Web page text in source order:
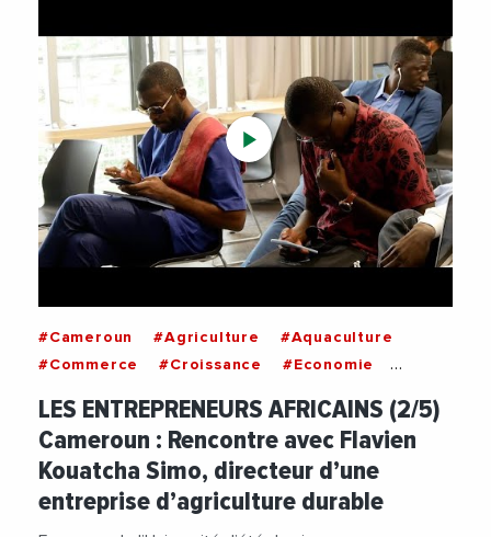
#Cameroun #Agriculture
#Aquaculture
#Commerce
#Croissance
#Economie
#Videos
LES ENTREPRENEURS AFRICAINS (2/5)
Cameroun : Rencontre avec Flavien
Kouatcha Simo, directeur d’une
entreprise d’agriculture durable